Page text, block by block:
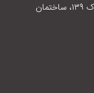
بلوار میرداماد، جنب مسجد الغدیر، پلاک ١٣٩، ساختمان